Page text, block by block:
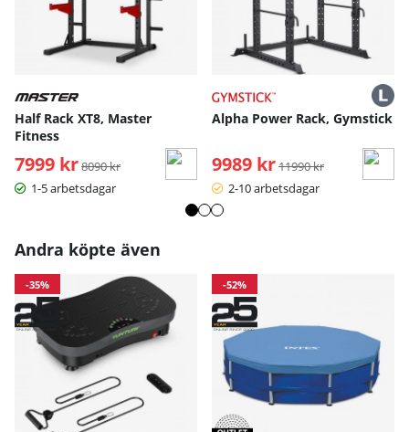
Half Rack XT8, Master
Fitness
7999 kr Ordinarie pris:
8090 kr
1-5 arbetsdagar
Alpha Power Rack, Gymstick
9989 kr Ordinarie pris:
11990 kr
2-10 arbetsdagar
Andra köpte även
-35% -52%